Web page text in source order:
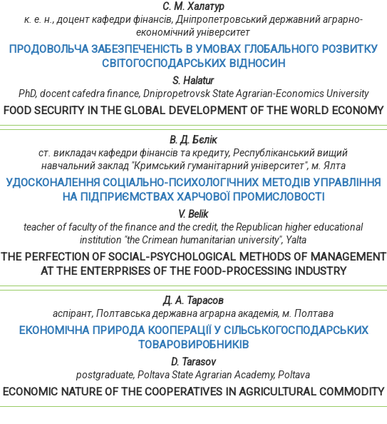
С. М. Халатур
к. е. н., доцент кафедри фінансів, Дніпропетровський державний аграрно-
економічний університет
ПРОДОВОЛЬЧА ЗАБЕЗПЕЧЕНІСТЬ В УМОВАХ ГЛОБАЛЬНОГО РОЗВИТКУ
СВІТОГОСПОДАРСЬКИХ ВІДНОСИН
S. Halatur
PhD, docent cafedra finance, Dnipropetrovsk State Agrarian-Economics University
FOOD SECURITY IN THE GLOBAL DEVELOPMENT OF THE WORLD ECONOMY
В. Д. Бєлік
ст. викладач кафедри фінансів та кредиту, Республіканський вищий
навчальний заклад "Кримський гуманітарний університет", м. Ялта
УДОСКОНАЛЕННЯ СОЦІАЛЬНО-ПСИХОЛОГІЧНИХ МЕТОДІВ УПРАВЛІННЯ
НА ПІДПРИЄМСТВАХ ХАРЧОВОЇ ПРОМИСЛОВОСТІ
V. Belik
teacher of faculty of the finance and the credit, the Republican higher educational
institution "the Crimean humanitarian university", Yalta
THE PERFECTION OF SOCIAL-PSYCHOLOGICAL METHODS OF MANAGEMENT
AT THE ENTERPRISES OF THE FOOD-PROCESSING INDUSTRY
Д. А. Тарасов
аспірант, Полтавська державна аграрна академія, м. Полтава
ЕКОНОМІЧНА ПРИРОДА КООПЕРАЦІЇ У СІЛЬСЬКОГОСПОДАРСЬКИХ
ТОВАРОВИРОБНИКІВ
D. Tarasov
postgraduate, Poltava State Agrarian Academy, Poltava
ECONOMIC NATURE OF THE COOPERATIVES IN AGRICULTURAL COMMODITY